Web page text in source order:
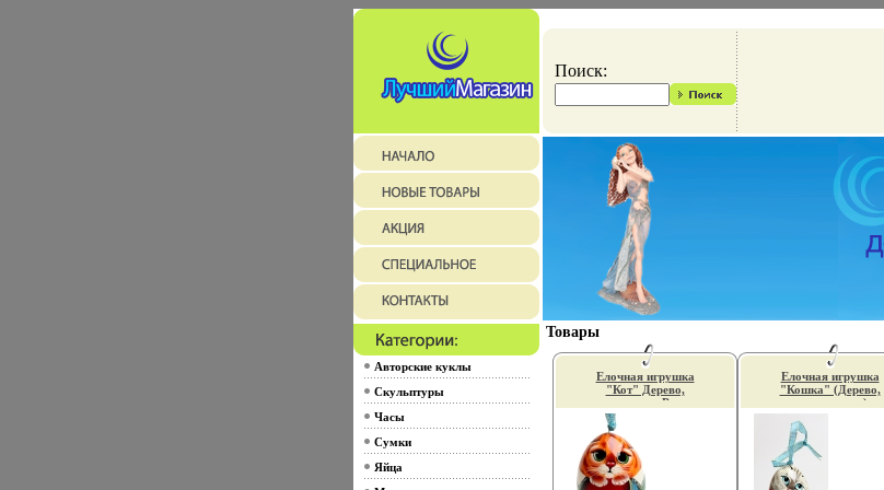
Поиск:
Авторские куклы
Скульптуры
Часы
Сумки
Яйца
Товары
Елочная игрушка
"Кот" Дерево,
роспись, лак Ручная
работа ручная
работа Автор М
Иванова инфо
13660f.
Елочная игрушка
"Кошка" (Дерево,
роспись, лак)
Авторская работа
отличное настроение!
Автор М Иванова
инфо 13661f.